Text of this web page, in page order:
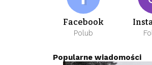
Facebook
Polub
Popularne wiadomości